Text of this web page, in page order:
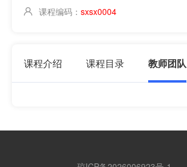
课程编码： sxsx0004
课程介绍 课程目录 教师团队